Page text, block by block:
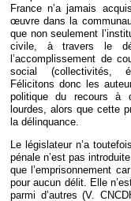
France n’a jamais
œuvre dans la
que non seulement
civile, à travers le
l’accomplissement de
social (collectivités,
Félicitons donc les
politique du recours à
lourdes, alors que cette
la délinquance.
Le législateur n’a
pénale n’est pas
que l’emprisonnement
pour aucun délit. Elle
parmi d’autres (V.